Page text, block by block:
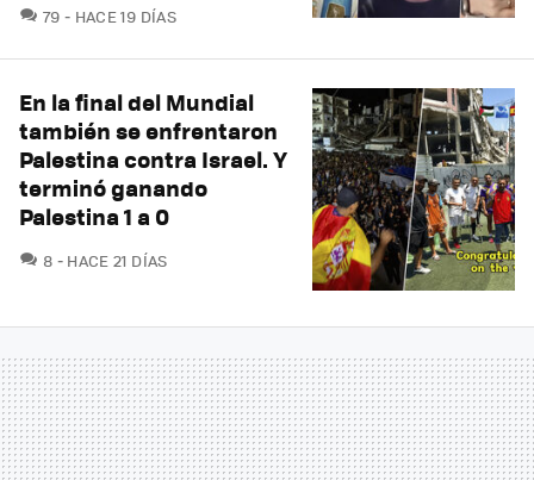
79 COMENTARIOS
HACE 19 DÍAS
En la final del Mundial
también se enfrentaron
Palestina contra Israel. Y
terminó ganando
Palestina 1 a 0
8 COMENTARIOS
HACE 21 DÍAS